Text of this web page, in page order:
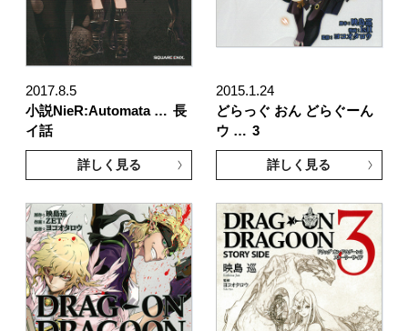
2017.8.5
小説NieR:Automata … 長
イ話
詳しく見る
2015.1.24
どらっぐ おん どらぐーん
ウ … 3
詳しく見る